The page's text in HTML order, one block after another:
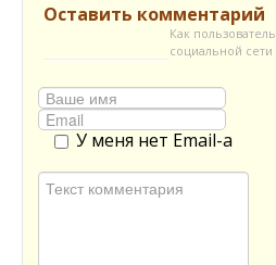
Оставить комментарий
Как пользователь
социальной сети
У меня нет Email-а